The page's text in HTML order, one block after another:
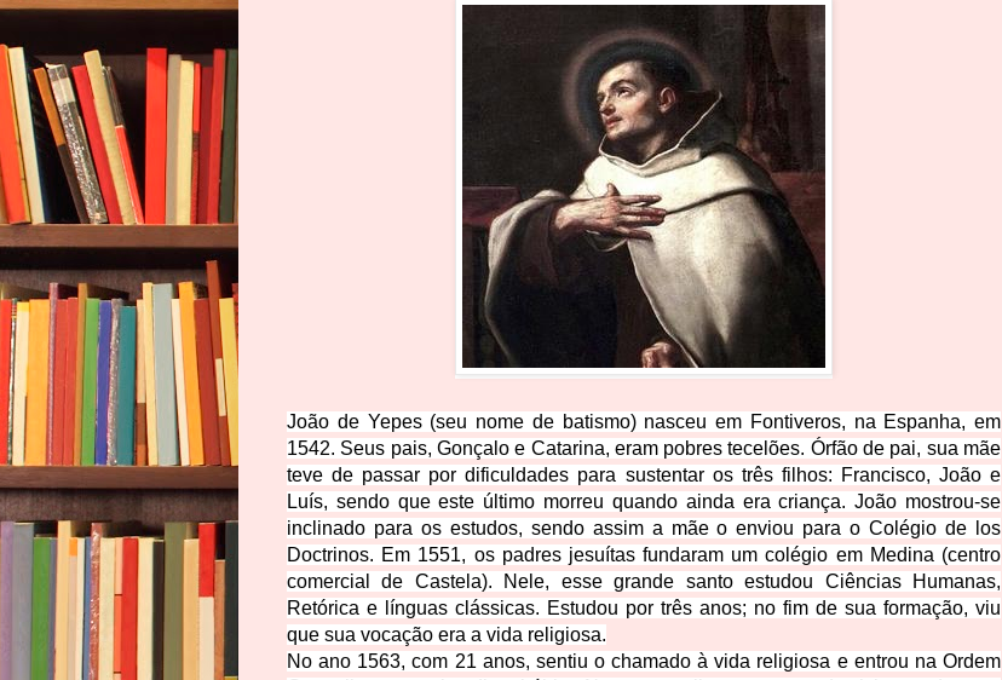
João de Yepes (seu nome de batismo) nasceu em Fontiveros, na Espanha, em
1542. Seus pais, Gonçalo e Catarina, eram pobres tecelões. Órfão de pai, sua mãe
teve de passar por dificuldades para sustentar os três filhos: Francisco, João e
Luís, sendo que este último morreu quando ainda era criança. João mostrou-se
inclinado para os estudos, sendo assim a mãe o enviou para oColégio de los
Doctrinos. Em 1551, os padres jesuítas fundaram um colégio em Medina (centro
comercial de Castela). Nele, esse grande santo estudou Ciências Humanas,
Retórica e línguas clássicas. Estudou por três anos; no fim de sua formação, viu
que sua vocação era a vida religiosa.
No ano 1563, com 21 anos, sentiu o chamado à vida religiosa e entrou na Ordem